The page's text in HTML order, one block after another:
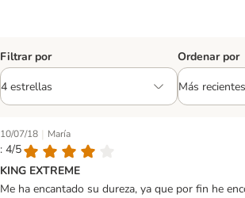
Filtrar por Ordenar por
10/07/18 | María
: 4/5
KING EXTREME
Me ha encantado su dureza, ya que por fin he